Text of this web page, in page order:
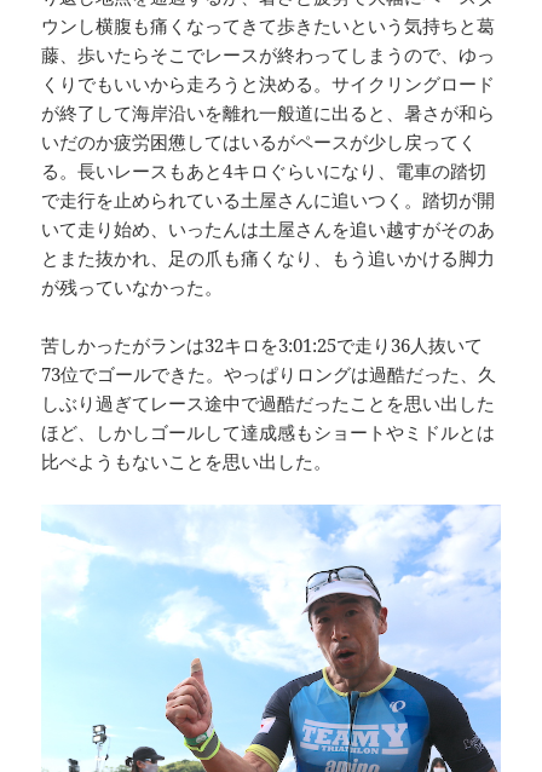
ウンし横腹も痛くなってきて歩きたいという気持ちと葛
藤、歩いたらそこでレースが終わってしまうので、ゆっ
くりでもいいから走ろうと決める。サイクリングロード
が終了して海岸沿いを離れ一般道に出ると、暑さが和ら
いだのか疲労困憊してはいるがペースが少し戻ってく
る。長いレースもあと4キロぐらいになり、電車の踏切
で走行を止められている土屋さんに追いつく。踏切が開
いて走り始め、いったんは土屋さんを追い越すがそのあ
とまた抜かれ、足の爪も痛くなり、もう追いかける脚力
が残っていなかった。
苦しかったがランは32キロを3:01:25で走り36人抜いて
73位でゴールできた。やっぱりロングは過酷だった、久
しぶり過ぎてレース途中で過酷だったことを思い出した
ほど、しかしゴールして達成感もショートやミドルとは
比べようもないことを思い出した。